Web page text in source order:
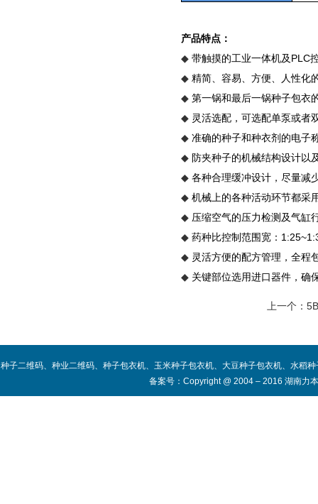
产品特点：
◆ 带触摸的工业一体机及PLC
◆ 精简、容易、方便、人性化
◆ 第一锅和最后一锅种子包衣
◆ 灵活选配，可选配单泵或者
◆ 准确的种子和种衣剂的电子
◆ 防夹种子的机械结构设计以
◆ 各种合理缓冲设计，尽量减
◆ 机械上的各种活动环节都采
◆ 压缩空气的压力检测及气缸
◆ 药种比控制范围宽：
◆ 灵活方便的配方管理，全程
◆ 关键部位选用进口器件，确
上一个：
种子二维码、种业二维码、种子包衣机、玉米种子包衣机、大豆种子包衣机、水稻
备案号： Copyright @ 2004 – 2016 湖南力